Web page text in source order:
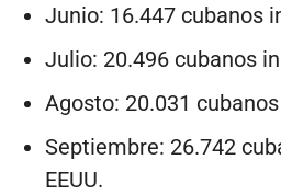
Junio: 16.447 cubanos
Julio: 20.496 cubanos
Agosto: 20.031
Septiembre: 26.742
EEUU.